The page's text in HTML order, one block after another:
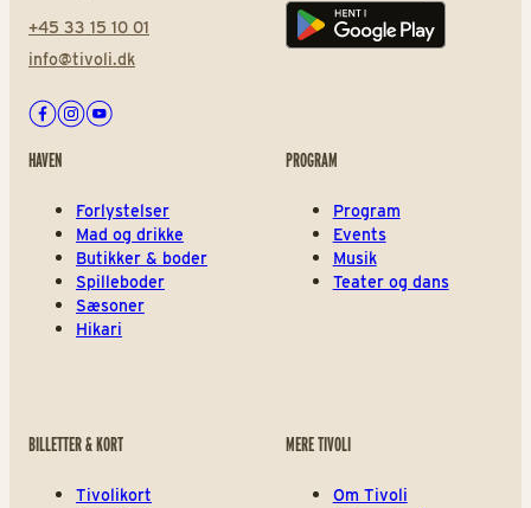
+45 33 15 10 01
info@tivoli.dk
Facebook
Instagram
Youtube
Play store
HAVEN
Forlystelser
Mad og drikke
Butikker & boder
Spilleboder
Sæsoner
Hikari
PROGRAM
Program
Events
Musik
Teater og dans
BILLETTER & KORT
Tivolikort
MERE TIVOLI
Om Tivoli